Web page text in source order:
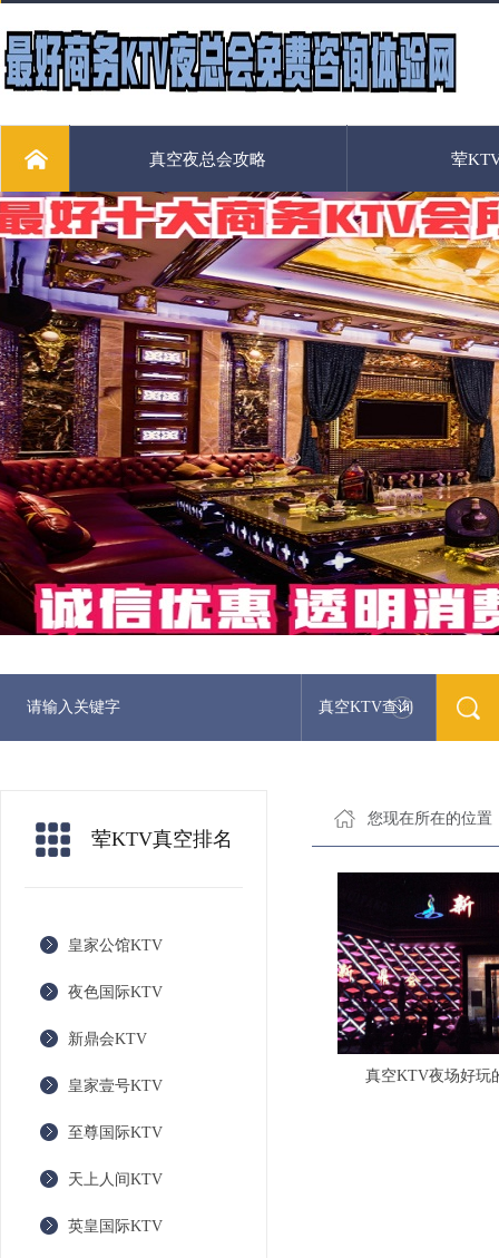
真空夜总会攻略 荤
真空KTV查询
荤KTV真空排名
皇家公馆KTV
夜色国际KTV
新鼎会KTV
皇家壹号KTV
至尊国际KTV
天上人间KTV
英皇国际KTV
您现在所在的位置
真空KTV夜场好玩